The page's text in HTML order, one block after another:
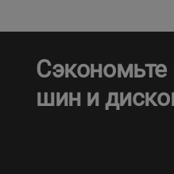
Сэкономьте
шин и
Кокшетау
Костанай
Кызылорда